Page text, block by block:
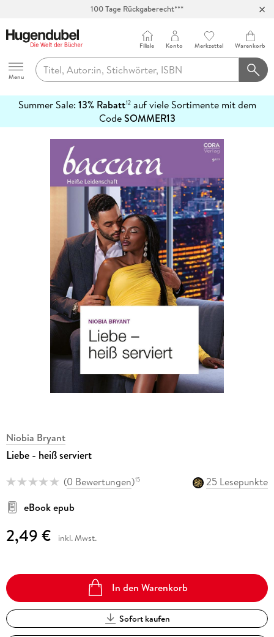
100 Tage Rückgaberecht***
Hugendubel
Menu
Filiale Konto Merkzettel Warenkorb
Summer Sale: 13% Rabatt12auf viele Sortimente mit dem
CodeSOMMER13
erfahren
Niobia Bryant
Liebe - heiß serviert
(0 Bewertungen)15
25 Lesepunkte
eBook epub
2,49 € inkl. Mwst.
In den Warenkorb
Sofort kaufen